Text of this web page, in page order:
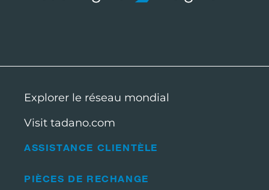
ASSISTANCE CLIENTÈLE
PIÈCES DE RECHANGE
Explorer le réseau mondial
Visit tadano.com